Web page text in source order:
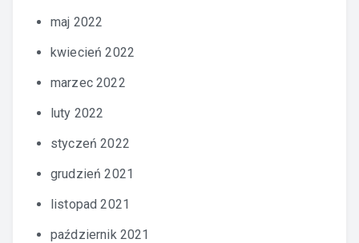
maj 2022
kwiecień 2022
marzec 2022
luty 2022
styczeń 2022
grudzień 2021
listopad 2021
październik 2021